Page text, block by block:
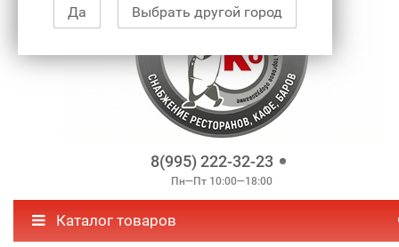
Да Выбрать другой город
8(995) 222-32-23
Пн—Пт 10:00—18:00
Каталог товаров